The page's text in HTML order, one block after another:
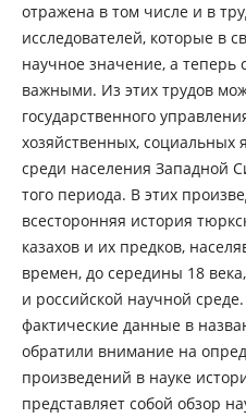
отражена в том числе и в
исследователей, которые в
научное значение, а теперь
важными. Из этих трудов
государственного
хозяйственных,
среди населения Западной
того периода. В этих
всесторонняя история
казахов и их предков,
времен, до середины 18
и российской научной
фактические данные в
обратили внимание на
произведений в науке
представляет собой обзор